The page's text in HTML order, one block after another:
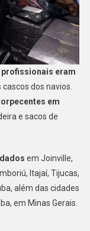
eram
cascos dos navios.
em
e sacos de
em Joinville,
Itajaí, Tijucas,
além das cidades
em Minas Gerais.